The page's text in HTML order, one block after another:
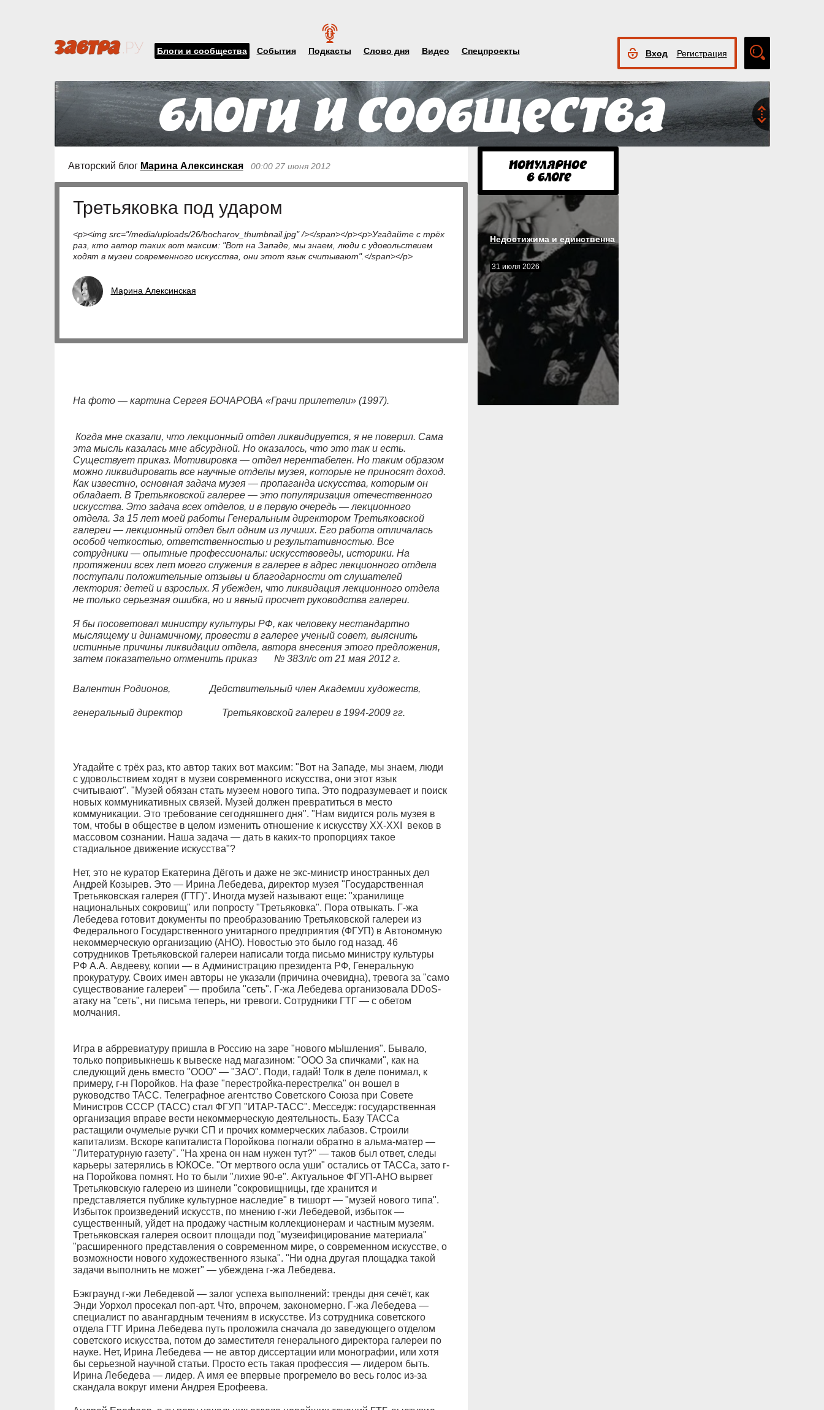
Блоги и сообщества События Подкасты Слово дня Видео Спецпроекты Вход Регистрация
поиск
Авторский блог Марина Алексинская 00:00 27 июня 2012
Третьяковка под ударом
<p><img src="/media/uploads/26/bocharov_thumbnail.jpg" /></span></p><p>Угадайте с трёх
раз, кто автор таких вот максим: "Вот на Западе, мы знаем, люди с удовольствием
ходят в музеи современного искусства, они этот язык считывают".</span></p>
Марина Алексинская
На фото — картина Сергея БОЧАРОВА «Грачи прилетели» (1997).
Когда мне сказали, что лекционный отдел ликвидируется, я не поверил. Сама
эта мысль казалась мне абсурдной. Но оказалось, что это так и есть.
Существует приказ. Мотивировка — отдел нерентабелен. Но таким образом
можно ликвидировать все научные отделы музея, которые не приносят доход.
Как известно, основная задача музея — пропаганда искусства, которым он
обладает. В Третьяковской галерее — это популяризация отечественного
искусства. Это задача всех отделов, и в первую очередь — лекционного
отдела. За 15 лет моей работы Генеральным директором Третьяковской
галереи — лекционный отдел был одним из лучших. Его работа отличалась
особой четкостью, ответственностью и результативностью. Все
сотрудники — опытные профессионалы: искусствоведы, историки. На
протяжении всех лет моего служения в галерее в адрес лекционного отдела
поступали положительные отзывы и благодарности от слушателей
лектория: детей и взрослых. Я убежден, что ликвидация лекционного отдела
не только серьезная ошибка, но и явный просчет руководства галереи.
Я бы посоветовал министру культуры РФ, как человеку нестандартно
мыслящему и динамичному, провести в галерее ученый совет, выяснить
истинные причины ликвидации отдела, автора внесения этого предложения,
затем показательно отменить приказ № 383л/с от 21 мая 2012 г.
Валентин Родионов, Действительный член Академии художеств,
генеральный директор Третьяковской галереи в 1994-2009 гг.
Угадайте с трёх раз, кто автор таких вот максим: "Вот на Западе, мы знаем, люди
с удовольствием ходят в музеи современного искусства, они этот язык
считывают". "Музей обязан стать музеем нового типа. Это подразумевает и поиск
новых коммуникативных связей. Музей должен превратиться в место
коммуникации. Это требование сегодняшнего дня". "Нам видится роль музея в
том, чтобы в обществе в целом изменить отношение к искусству ХХ-ХХI веков в
массовом сознании. Наша задача — дать в каких-то пропорциях такое
стадиальное движение искусства"?
Нет, это не куратор Екатерина Дёготь и даже не экс-министр иностранных дел
Андрей Козырев. Это — Ирина Лебедева, директор музея "Государственная
Третьяковская галерея (ГТГ)". Иногда музей называют еще: "хранилище
национальных сокровищ" или попросту "Третьяковка". Пора отвыкать. Г-жа
Лебедева готовит документы по преобразованию Третьяковской галереи из
Федерального Государственного унитарного предприятия (ФГУП) в Автономную
некоммерческую организацию (АНО). Новостью это было год назад. 46
сотрудников Третьяковской галереи написали тогда письмо министру культуры
РФ А.А. Авдееву, копии — в Администрацию президента РФ, Генеральную
прокуратуру. Своих имен авторы не указали (причина очевидна), тревога за "само
существование галереи" — пробила "сеть". Г-жа Лебедева организовала DDoS-
атаку на "сеть", ни письма теперь, ни тревоги. Сотрудники ГТГ — с обетом
молчания.
Игра в абрревиатуру пришла в Россию на заре "нового мЫшления". Бывало,
только попривыкнешь к вывеске над магазином: "ООО За спичками", как на
следующий день вместо "ООО" — "ЗАО". Поди, гадай! Толк в деле понимал, к
примеру, г-н Поройков. На фазе "перестройка-перестрелка" он вошел в
руководство ТАСС. Телеграфное агентство Советского Союза при Совете
Министров СССР (ТАСС) стал ФГУП "ИТАР-ТАСС". Месседж: государственная
организация вправе вести некоммерческую деятельность. Базу ТАССа
растащили очумелые ручки СП и прочих коммерческих лабазов. Строили
капитализм. Вскоре капиталиста Поройкова погнали обратно в альма-матер —
"Литературную газету". "На хрена он нам нужен тут?" — таков был ответ, следы
карьеры затерялись в ЮКОСе. "От мертвого осла уши" остались от ТАССа, зато г-
на Поройкова помнят. Но то были "лихие 90-е". Актуальное ФГУП-АНО вырвет
Третьяковскую галерею из шинели "сокровищницы, где хранится и
представляется публике культурное наследие" в тишорт — "музей нового типа".
Избыток произведений искусств, по мнению г-жи Лебедевой, избыток —
существенный, уйдет на продажу частным коллекционерам и частным музеям.
Третьяковская галерея освоит площади под "музеифицирование материала"
"расширенного представления о современном мире, о современном искусстве, о
возможности нового художественного языка". "Ни одна другая площадка такой
задачи выполнить не может" — убеждена г-жа Лебедева.
Бэкграунд г-жи Лебедевой — залог успеха выполнений: тренды дня сечёт, как
Энди Уорхол просекал поп-арт. Что, впрочем, закономерно. Г-жа Лебедева —
специалист по авангардным течениям в искусстве. Из сотрудника советского
отдела ГТГ Ирина Лебедева путь проложила сначала до заведующего отделом
советского искусства, потом до заместителя генерального директора галереи по
науке. Нет, Ирина Лебедева — не автор диссертации или монографии, или хотя
бы серьезной научной статьи. Просто есть такая профессия — лидером быть.
Ирина Лебедева — лидер. А имя ее впервые прогремело во весь голос из-за
скандала вокруг имени Андрея Ерофеева.
Недостижима и единственна
31 июля 2026